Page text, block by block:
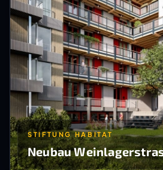
STIFTUNG HABITAT
Neubau